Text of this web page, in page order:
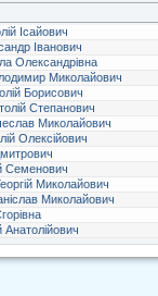
Ісайович
Іванович
Олександрівна
Миколайович
Борисович
Степанович
Миколайович
Олексійович
Семенович
Миколайович
Миколайович